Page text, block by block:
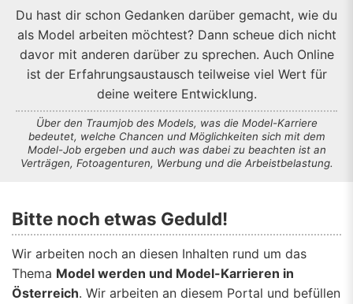
Du hast dir schon Gedanken darüber gemacht, wie du
als Model arbeiten möchtest? Dann scheue dich nicht
davor mit anderen darüber zu sprechen. Auch Online
ist der Erfahrungsaustausch teilweise viel Wert für
deine weitere Entwicklung.
Über den Traumjob des Models, was die Model-Karriere
bedeutet, welche Chancen und Möglichkeiten sich mit dem
Model-Job ergeben und auch was dabei zu beachten ist an
Verträgen, Fotoagenturen, Werbung und die Arbeistbelastung.
Bitte noch etwas Geduld!
Wir arbeiten noch an diesen Inhalten rund um das
Thema Model werden und Model-Karrieren in
Österreich. Wir arbeiten an diesem Portal und befüllen